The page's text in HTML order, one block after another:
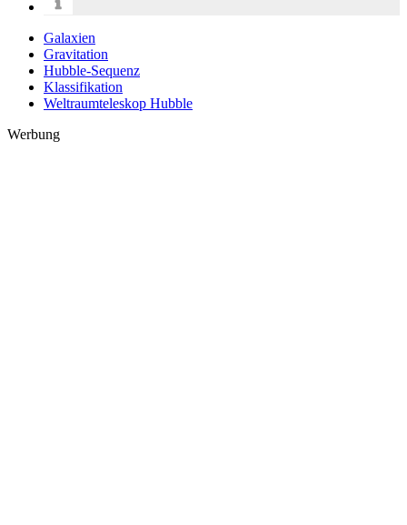
Galaxien
Gravitation
Hubble-Sequenz
Klassifikation
Weltraumteleskop Hubble
Werbung